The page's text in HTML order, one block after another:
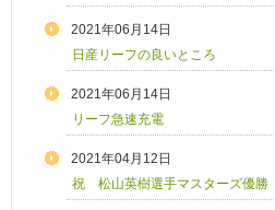
2021年06月14日
日産リーフの良いところ
2021年06月14日
リーフ急速充電
2021年04月12日
祝 松山英樹選手マスターズ優勝